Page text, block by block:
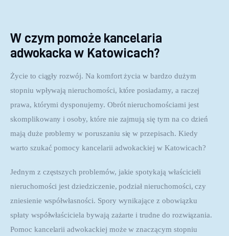
W czym pomoże kancelaria
adwokacka w Katowicach?
Życie to ciągły rozwój. Na komfort życia w bardzo dużym
stopniu wpływają nieruchomości, które posiadamy, a raczej
prawa, którymi dysponujemy. Obrót nieruchomościami jest
skomplikowany i osoby, które nie zajmują się tym na co dzień
mają duże problemy w poruszaniu się w przepisach. Kiedy
warto szukać pomocy kancelarii adwokackiej w Katowicach?
Jednym z częstszych problemów, jakie spotykają właścicieli
nieruchomości jest dziedziczenie, podział nieruchomości, czy
zniesienie współwłasności. Spory wynikające z obowiązku
spłaty współwłaściciela bywają zażarte i trudne do rozwiązania.
Pomoc kancelarii adwokackiej może w znaczącym stopniu